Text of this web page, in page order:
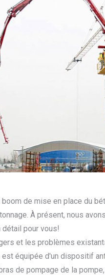
de mise en place du
À présent, nous
pour vous!
et les problèmes
est équipée d'un dispositif
de pompage de la